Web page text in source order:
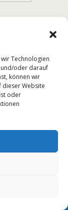
Technologien
und/oder darauf
können wir
dieser Website
oder